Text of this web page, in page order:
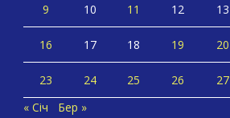
9 10 11 12 13
16 17 18 19 20
23 24 25 26 27
« Січ
Бер »